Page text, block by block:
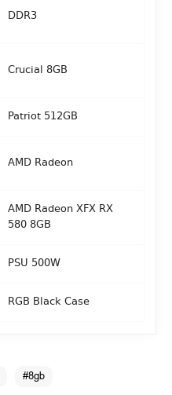
DDR3
Crucial 8GB
Patriot 512GB
AMD Radeon
AMD Radeon XFX RX
580 8GB
PSU 500W
RGB Black Case
#8gb